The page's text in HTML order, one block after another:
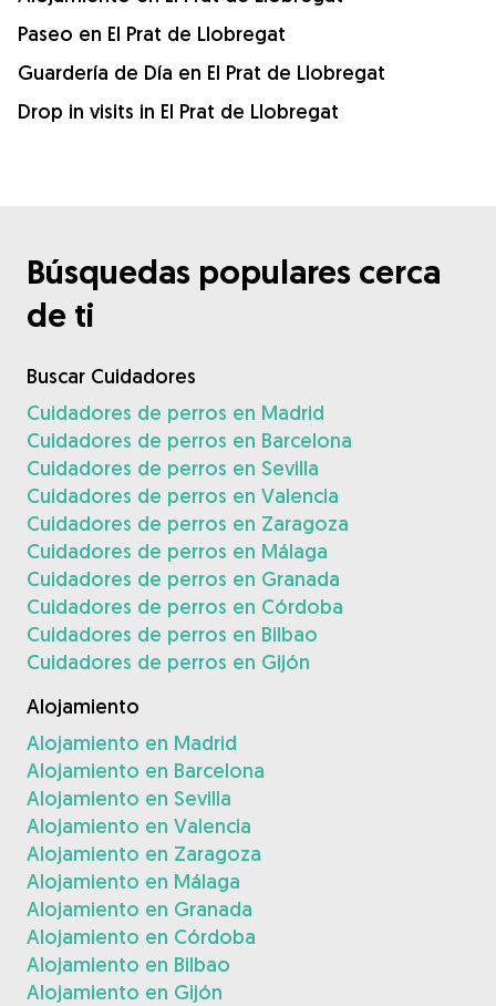
Paseo en El Prat de Llobregat
Guardería de Día en El Prat de Llobregat
Drop in visits in El Prat de Llobregat
Búsquedas populares cerca
de ti
Buscar Cuidadores
Cuidadores de perros en Madrid
Cuidadores de perros en Barcelona
Cuidadores de perros en Sevilla
Cuidadores de perros en Valencia
Cuidadores de perros en Zaragoza
Cuidadores de perros en Málaga
Cuidadores de perros en Granada
Cuidadores de perros en Córdoba
Cuidadores de perros en Bilbao
Cuidadores de perros en Gijón
Alojamiento
Alojamiento en Madrid
Alojamiento en Barcelona
Alojamiento en Sevilla
Alojamiento en Valencia
Alojamiento en Zaragoza
Alojamiento en Málaga
Alojamiento en Granada
Alojamiento en Córdoba
Alojamiento en Bilbao
Alojamiento en Gijón